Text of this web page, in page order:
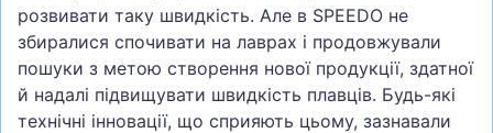
розвивати таку швидкість. Але в SPEEDO не
збиралися спочивати на лаврах і продовжували
пошуки з метою створення нової продукції, здатної
й надалі підвищувати швидкість плавців. Будь-які
технічні інновації, що сприяють цьому, зазнавали